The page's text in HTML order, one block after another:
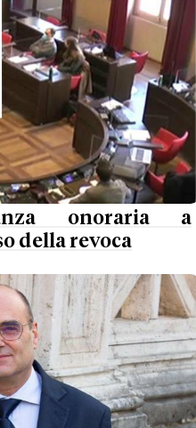
onoraria a
della revoca